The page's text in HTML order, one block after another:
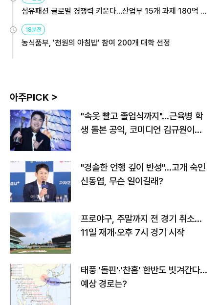
섬유패션 글로벌 경쟁력 키운다…산업부 15개 과제 180억 지
원
18분전
농식품부, '천원의 아침밥' 참여 200개 대학 선정
아주PICK >
"속옷 빨고 졸업식까지"…근육병 학
생 돌본 공익, 코미디언 김규원이었
"경솔한 언행 깊이 반성"…고개 숙인
신동엽, 무슨 일이길래?
프로야구, 주말까지 전 경기 취소…
11일 재개·오후 7시 경기 시작
태풍 '돌핀'·'찬홈' 한반도 빗겨간다…
예상 경로는?